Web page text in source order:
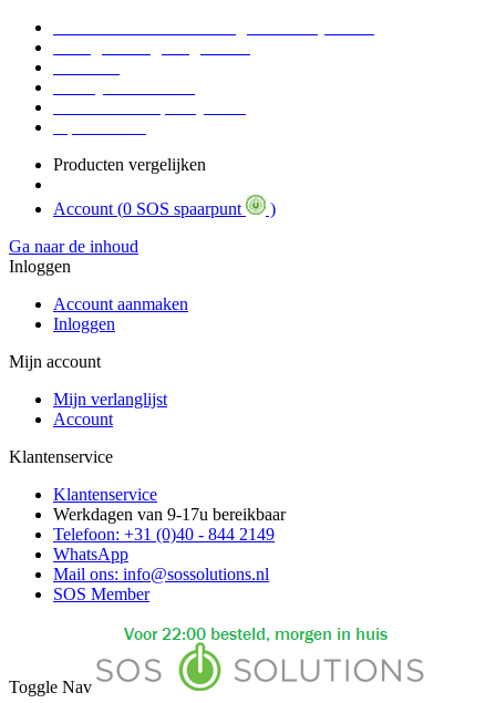
Producten vergelijken
Account (0 SOS spaarpunt
)
Ga naar de inhoud
Inloggen
Account aanmaken
Inloggen
Mijn account
Mijn verlanglijst
Account
Klantenservice
Klantenservice
Werkdagen van 9-17u bereikbaar
Telefoon: +31 (0)40 - 844 2149
WhatsApp
Mail ons: info@sossolutions.nl
SOS Member
Toggle Nav